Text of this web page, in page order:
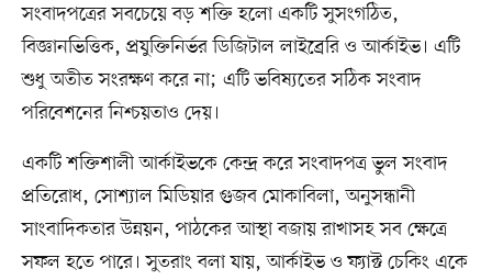
সংবাদপত্রের সবচেয়ে বড় শক্তি হলো একটি সুসংগঠিত,
বিজ্ঞানভিত্তিক, প্রযুক্তিনির্ভর ডিজিটাল লাইব্রেরি ও আর্কাইভ। এটি
শুধু অতীত সংরক্ষণ করে না; এটি ভবিষ্যতের সঠিক সংবাদ
পরিবেশনের নিশ্চয়তাও দেয়।
একটি শক্তিশালী আর্কাইভকে কেন্দ্র করে সংবাদপত্র ভুল সংবাদ
প্রতিরোধ, সোশ্যাল মিডিয়ার গুজব মোকাবিলা, অনুসন্ধানী
সাংবাদিকতার উন্নয়ন, পাঠকের আস্থা বজায় রাখাসহ সব ক্ষেত্রে
সফল হতে পারে। সুতরাং বলা যায়, আর্কাইভ ও ফ্যাক্ট চেকিং একে